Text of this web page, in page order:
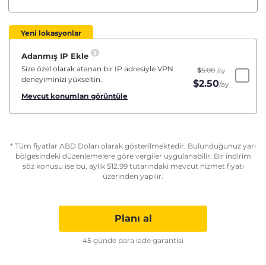
Yeni lokasyonlar
Adanmış IP Ekle
Size özel olarak atanan bir IP adresiyle VPN
deneyiminizi yükseltin.
Mevcut konumları görüntüle
$5.00 /ay
$2.50/ay
* Tüm fiyatlar ABD Doları olarak gösterilmektedir. Bulunduğunuz yarı
bölgesindeki düzenlemelere göre vergiler uygulanabilir. Bir indirim
söz konusu ise bu, aylık $12.99tutarındaki mevcut hizmet fiyatı
üzerinden yapılır.
Planı al
45 günde para iade garantisi